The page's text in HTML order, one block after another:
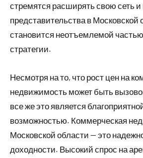
стремятся расширять свою сеть и
представительства в Московской
становится неотъемлемой
стратегии.
Несмотря на то, что рост цен на
недвижимость может быть
все же это является
возможностью. Коммерческая
Московской области — это
доходности. Высокий спрос на